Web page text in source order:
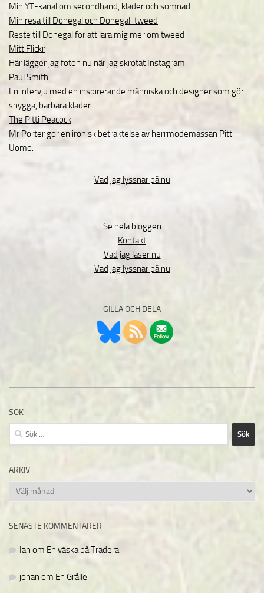
Min YT-kanal om secondhand, kläder och sömnad
Min resa till Donegal och Donegal-tweed
Reste till Donegal för att lära mig mer om tweed
Mitt Flickr
Här lägger jag foton nu när jag skrotat Instagram
Paul Smith
En intervju med en inspirerande människa och designer som gör
snygga, bärbara kläder
The Pitti Peacock
Mr Porter gör en ironisk betraktelse av herrmodemässan Pitti
Uomo.
Vad jag lyssnar på nu
Se hela bloggen
Kontakt
Vad jag läser nu
Vad jag lyssnar på nu
GILLA OCH DELA
SÖK
Sök
efter:
ARKIV
Arkiv
SENASTE KOMMENTARER
Ian om En väska på Tradera
johan om En Grålle